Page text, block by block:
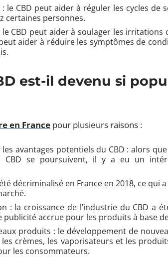
le CBD peut aider à réguler les cycles de
certaines personnes.
CBD peut aider à soulager les irritations
aider à réduire les symptômes de
est-il devenu si
en France pour plusieurs raisons :
avantages potentiels du CBD : alors
CBD se poursuivent, il y a eu un
décriminalisé en France en 2018, ce qui
: la croissance de l’industrie du CBD a
accrue pour les produits à base
produits : le développement de
les crèmes, les vaporisateurs et les
les consommateurs.